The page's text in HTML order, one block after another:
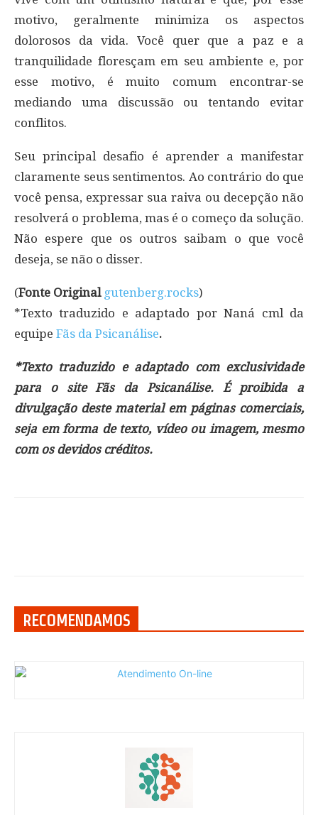
motivo, geralmente minimiza os aspectos
dolorosos da vida. Você quer que a paz e a
tranquilidade floresçam em seu ambiente e, por
esse motivo, é muito comum encontrar-se
mediando uma discussão ou tentando evitar
conflitos.
Seu principal desafio é aprender a manifestar
claramente seus sentimentos. Ao contrário do que
você pensa, expressar sua raiva ou decepção não
resolverá o problema, mas é o começo da solução.
Não espere que os outros saibam o que você
deseja, se não o disser.
(Fonte Original gutenberg.rocks)
*Texto traduzido e adaptado por Naná cml da
equipe Fãs da Psicanálise.
*Texto traduzido e adaptado com exclusividade
para o site Fãs da Psicanálise. É proibida a
divulgação deste material em páginas comerciais,
seja em forma de texto, vídeo ou imagem, mesmo
com os devidos créditos.
RECOMENDAMOS